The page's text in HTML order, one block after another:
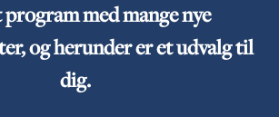
med mange nye
og herunder er et udvalg til
dig.